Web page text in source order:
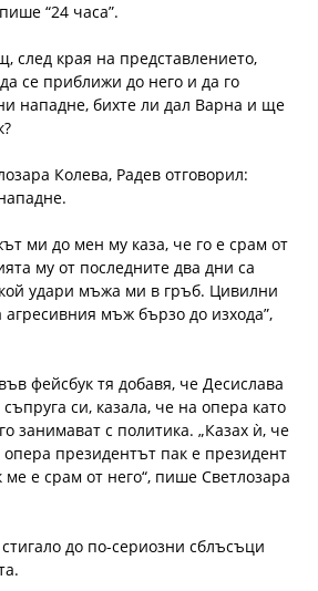
“24 часа”.
след края на представлението,
се приближи до него и да го
нападне, бихте ли дал Варна и ще
Колева, Радев отговорил:
ми до мен му каза, че го е срам от
му от последните два дни са
удари мъжа ми в гръб. Цивилни
мъж бързо до изхода”,
фейсбук тя добавя, че Десислава
си, казала, че на опера като
занимават с политика. „Казах ѝ, че
президентът пак е президент
е срам от него“, пише Светлозара
до по-сериозни сблъсъци